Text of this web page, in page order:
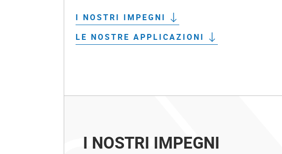
I NOSTRI IMPEGNI
LE NOSTRE APPLICAZIONI
I NOSTRI IMPEGNI